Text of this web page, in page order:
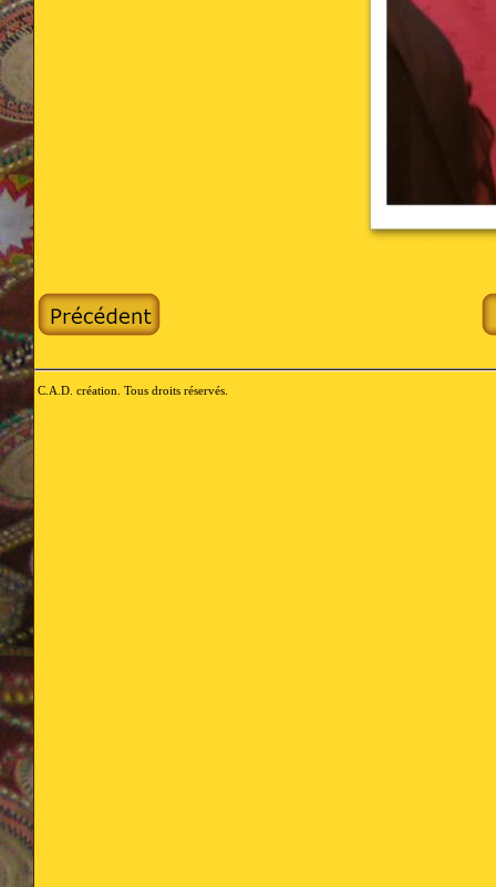
C.A.D. création. Tous droits réservés.